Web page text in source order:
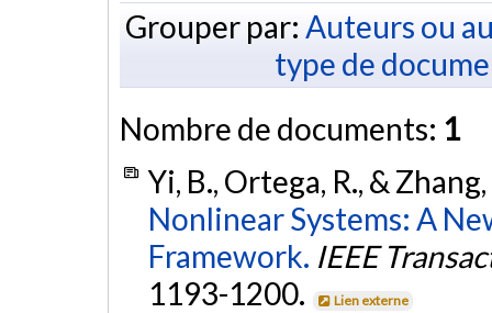
Grouper par: Auteurs ou
type de
Nombre de documents: 1
Yi, B., Ortega, R., &
Nonlinear Systems: A
Framework. IEEE
1193-1200.
Lien externe